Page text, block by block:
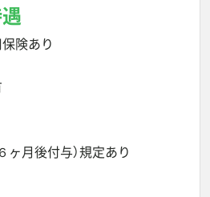
険あり
ヶ月後付与）規定あり